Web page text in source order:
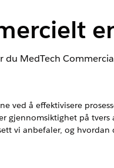
MedTech
ved å effektivisere
gjennomsiktighet på tvers
vi anbefaler, og hvordan